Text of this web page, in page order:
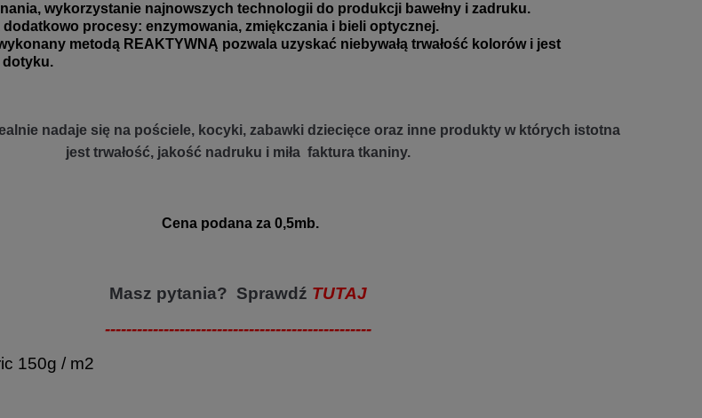
wykorzystanie najnowszych technologii do produkcji bawełny i zadruku.
dodatkowo procesy: enzymowania, zmiękczania i bieli optycznej.
metodą REAKTYWNĄ pozwala uzyskać niebywałą trwałość kolorów i jest
dotyku.
nadaje się na pościele, kocyki, zabawki dziecięce oraz inne produkty w których istotna
jest trwałość, jakość nadruku i miła faktura tkaniny.
Cena podana za 0,5mb.
Masz pytania? Sprawdź TUTAJ
--------------------------------------------------
150g / m2